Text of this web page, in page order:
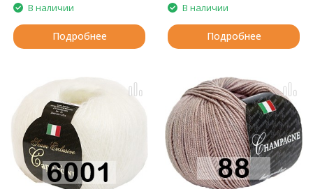
В наличии
Подробнее
В наличии
Подробнее